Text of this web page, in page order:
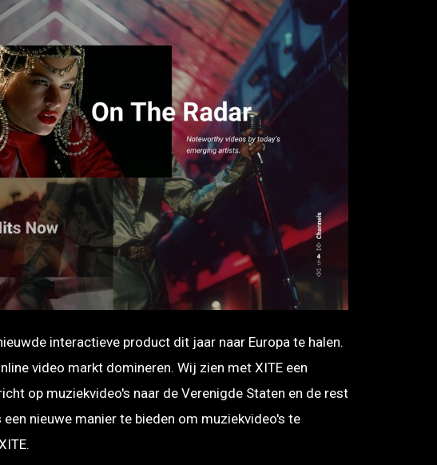
interactieve product dit jaar naar Europa te halen.
video markt domineren. Wij zien met XITE een
op muziekvideo's naar de Verenigde Staten en de rest
nieuwe manier te bieden om muziekvideo's te